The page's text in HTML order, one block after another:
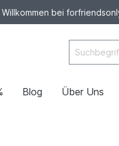
Willkommen bei
Blog Über Uns